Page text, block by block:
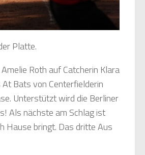
Platte.
Roth auf Catcherin Klara
Bats von Centerfielderin
Unterstützt wird die Berliner
Als nächste am Schlag ist
Hause bringt. Das dritte Aus